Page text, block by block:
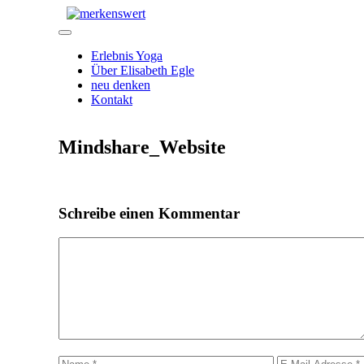
Erlebnis Yoga
Über Elisabeth Egle
neu denken
Kontakt
Mindshare_Website
Schreibe einen Kommentar